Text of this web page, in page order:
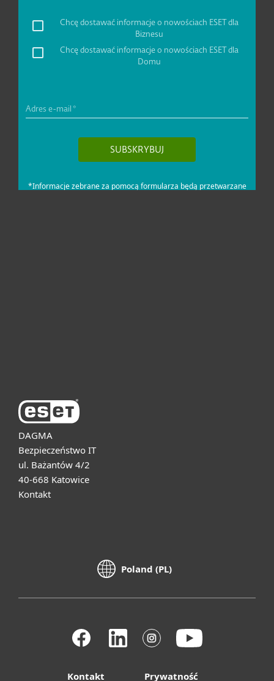
DAGMA
Bezpieczeństwo IT
ul. Bażantów 4/2
40-668 Katowice
Kontakt
Poland (PL)
Kontakt Prywatność